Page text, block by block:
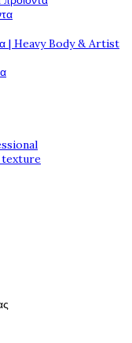
| Heavy Body & Artist
texture